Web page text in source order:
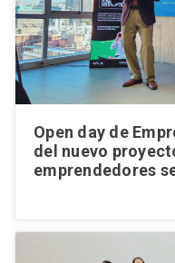
Open day de
del nuevo
emprendedores